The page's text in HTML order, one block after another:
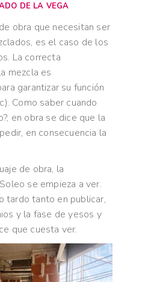
DE LA VEGA
obra que necesitan ser
es el caso de los
La correcta
mezcla es
garantizar su función
Como saber cuando
en obra se dice que la
en consecuencia la
de obra, la
se empieza a ver.
tardo tanto en publicar,
y la fase de yesos y
que cuesta ver.